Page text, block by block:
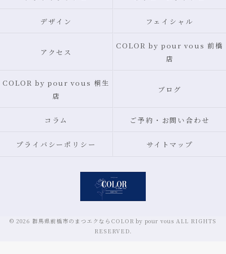
デザイン フェイシャル
アクセス
COLOR by pour vous 前橋
店
COLOR by pour vous 桐生
店
ブログ
コラム ご予約・お問い合わせ
プライバシーポリシー サイトマップ
© 2026 群馬県前橋市のまつエクならCOLOR by pour vous ALL RIGHTS
RESERVED.